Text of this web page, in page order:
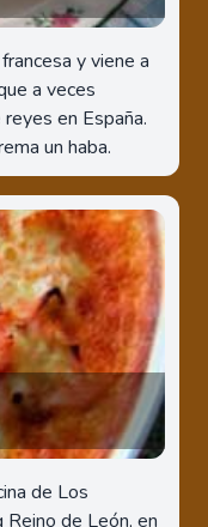
y viene a
a veces
en España.
un haba.
de Los
Reino de León, en